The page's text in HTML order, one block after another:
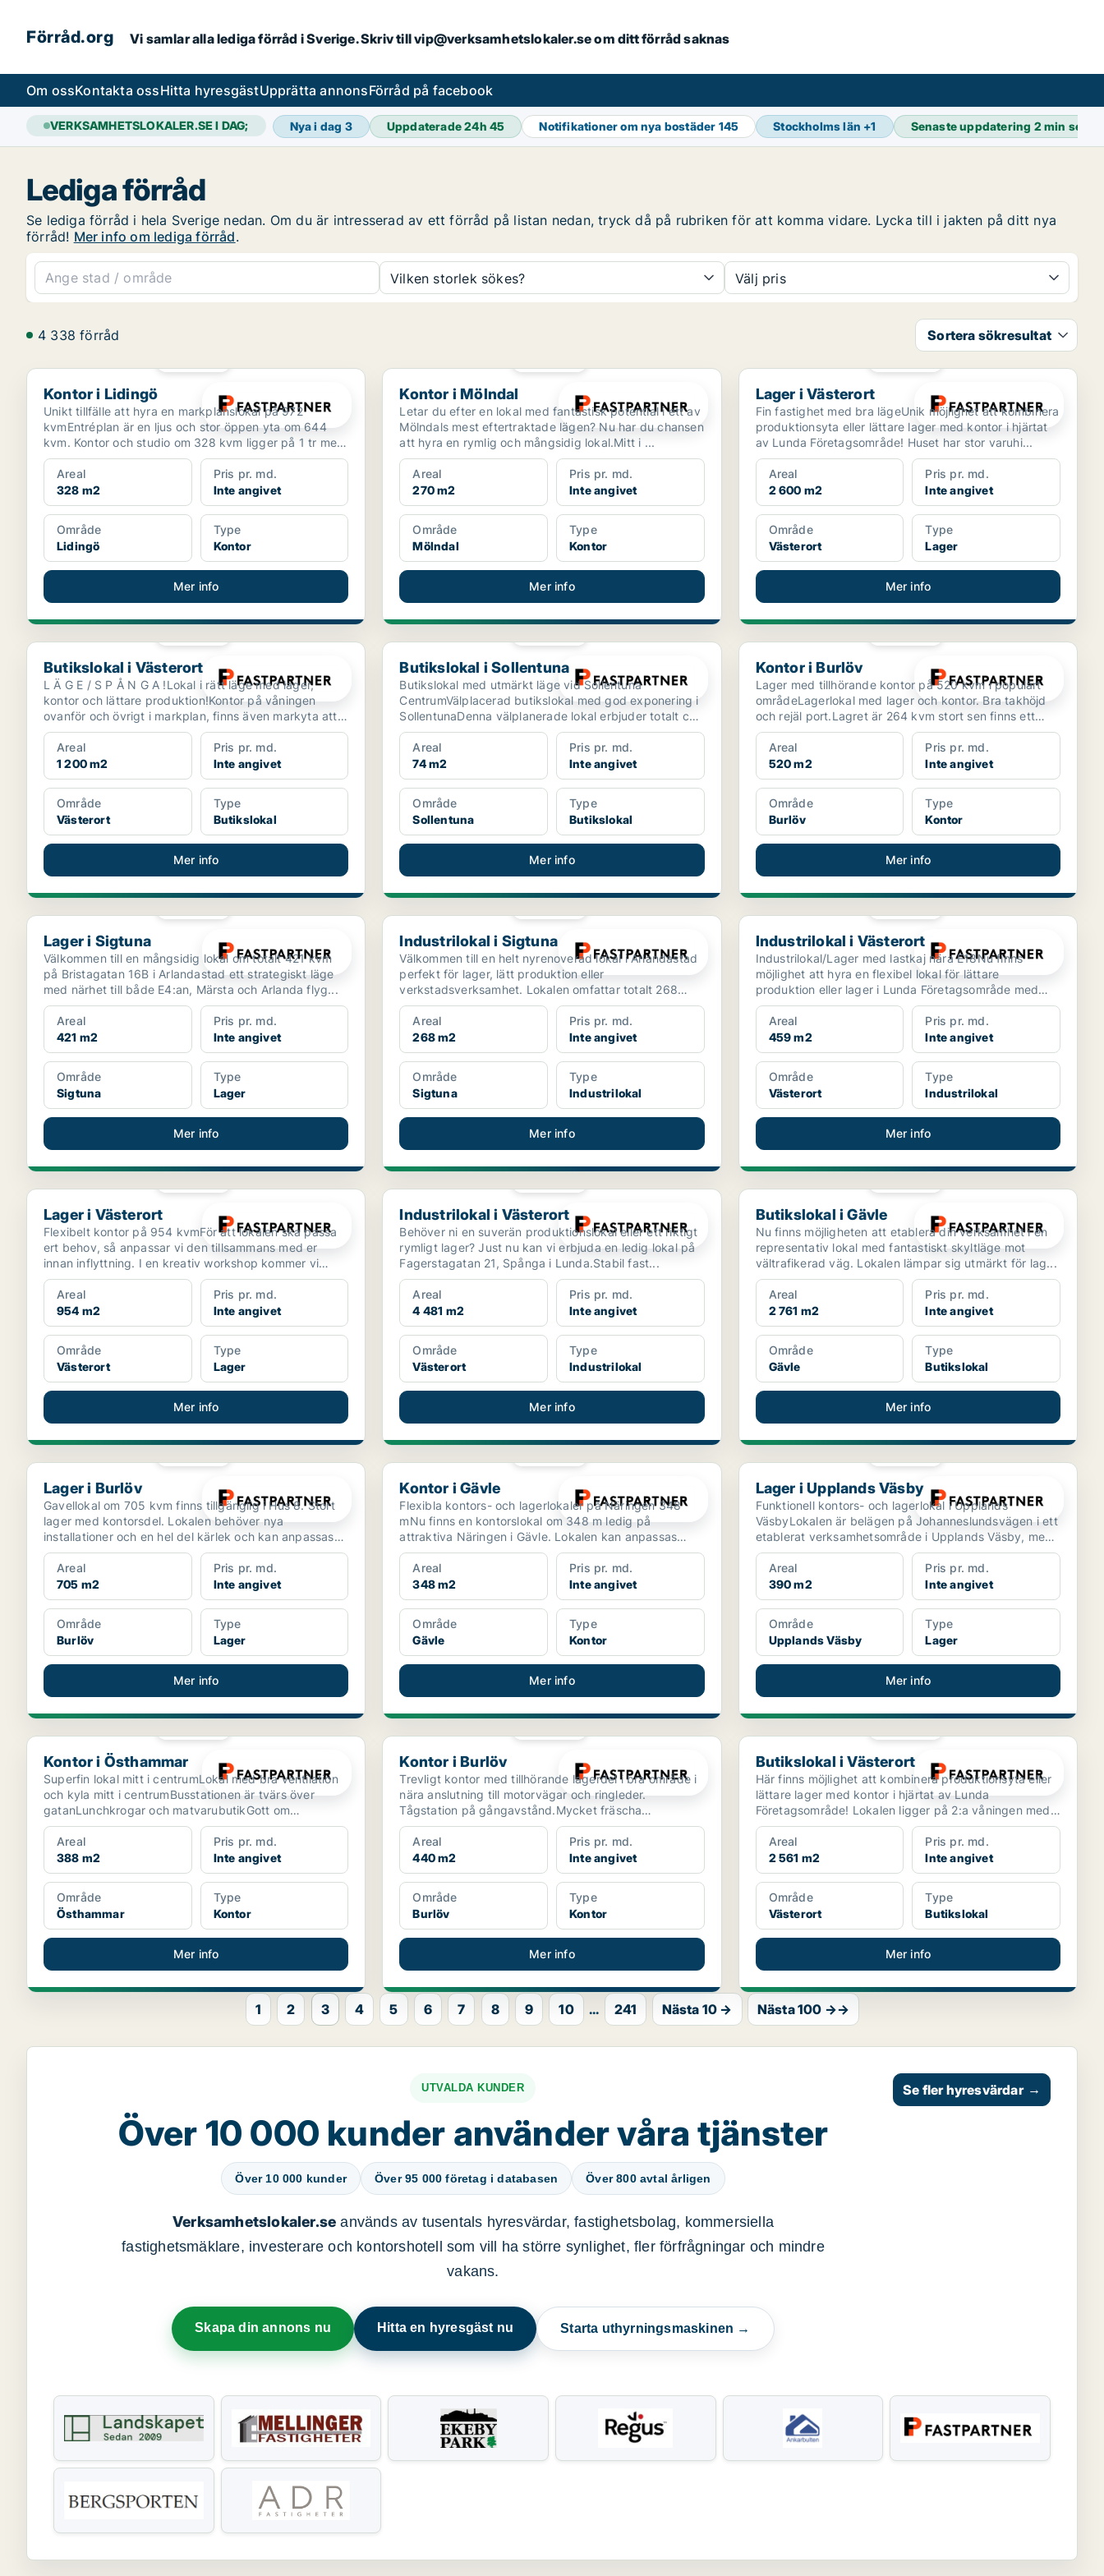
Förråd.org Vi samlar alla lediga förråd i Sverige. Skriv till vip@verksamhetslokaler.se om ditt förråd saknas
Om ossKontakta ossHitta hyresgästUpprätta annonsFörråd på facebook
VERKSAMHETSLOKALER.SE I DAG; Nya i dag 3 Uppdaterade 24h45 Notifikationer om nya bostäder 145 Stockholms län +1 Senaste uppdatering 2 min sedan
Lediga förråd
Se lediga förråd i hela Sverige nedan. Om du är intresserad av ett förråd på listan nedan, tryck då på rubriken för att komma vidare. Lycka till i jakten på ditt nya
förråd! Mer info om lediga förråd.
Vilken storlek sökes? Välj pris
4 338 förråd Sortera sökresultat
Kontor i Lidingö
Kontor i Lidingö
Unikt tillfälle att hyra en markplanslokal på 972
kvmEntréplan är en ljus och stor öppen yta om 644
kvm. Kontor och studio om 328 kvm ligger på 1 tr med
hiss...
Areal
328 m2
Pris pr. md.
Inte angivet
Område
Lidingö
Type
Kontor
Mer info
Kontor i Mölndal
Kontor i Mölndal
Letar du efter en lokal med fantastisk potential i ett av
Mölndals mest eftertraktade lägen? Nu har du chansen
att hyra en rymlig och mångsidig lokal.Mitt i ...
Areal
270 m2
Pris pr. md.
Inte angivet
Område
Mölndal
Type
Kontor
Mer info
Lager i Västerort
Lager i Västerort
Fin fastighet med bra lägeUnik möjlighet att kombinera
produktionsyta eller lättare lager med kontor i hjärtat
av Lunda Företagsområde! Huset har stor varuhi...
Areal
2 600 m2
Pris pr. md.
Inte angivet
Område
Västerort
Type
Lager
Mer info
Butikslokal i Västerort
Butikslokal i Västerort
L Ä G E / S P Å N G A !Lokal i rätt läge med lager,
kontor och lättare produktion!Kontor på våningen
ovanför och övrigt i markplan, finns även markyta att
ti...
Areal
1 200 m2
Pris pr. md.
Inte angivet
Område
Västerort
Type
Butikslokal
Mer info
Butikslokal i Sollentuna
Butikslokal i Sollentuna
Butikslokal med utmärkt läge vid Sollentuna
CentrumVälplacerad butikslokal med god exponering i
SollentunaDenna välplanerade lokal erbjuder totalt ca
74 kvm,...
Areal
74 m2
Pris pr. md.
Inte angivet
Område
Sollentuna
Type
Butikslokal
Mer info
Kontor i Burlöv
Kontor i Burlöv
Lager med tillhörande kontor på 520 kvm i populärt
områdeLagerlokal med lager och kontor. Bra takhöjd
och rejäl port.Lagret är 264 kvm stort sen finns ett
sk...
Areal
520 m2
Pris pr. md.
Inte angivet
Område
Burlöv
Type
Kontor
Mer info
Lager i Sigtuna
Lager i Sigtuna
Välkommen till en mångsidig lokal om totalt 421 kvm
på Bristagatan 16B i Arlandastad ett strategiskt läge
med närhet till både E4:an, Märsta och Arlanda flyg...
Areal
421 m2
Pris pr. md.
Inte angivet
Område
Sigtuna
Type
Lager
Mer info
Industrilokal i Sigtuna
Industrilokal i Sigtuna
Välkommen till en helt nyrenoverad lokal i Arlandastad
perfekt för lager, lätt produktion eller
verkstadsverksamhet. Lokalen omfattar totalt 268
kvm och har ...
Areal
268 m2
Pris pr. md.
Inte angivet
Område
Sigtuna
Type
Industrilokal
Mer info
Industrilokal i Västerort
Industrilokal i Västerort
Industrilokal/Lager med lastkaj nära E18Nu finns
möjlighet att hyra en flexibel lokal för lättare
produktion eller lager i Lunda Företagsområde med
mycket br...
Areal
459 m2
Pris pr. md.
Inte angivet
Område
Västerort
Type
Industrilokal
Mer info
Lager i Västerort
Lager i Västerort
Flexibelt kontor på 954 kvmFör att lokalen ska passa
ert behov, så anpassar vi den tillsammans med er
innan inflyttning. I en kreativ workshop kommer vi
fram...
Areal
954 m2
Pris pr. md.
Inte angivet
Område
Västerort
Type
Lager
Mer info
Industrilokal i Västerort
Industrilokal i Västerort
Behöver ni en suverän produktionslokal eller ett riktigt
rymligt lager? Just nu kan vi erbjuda en ledig lokal på
Fagerstagatan 21, Spånga i Lunda.Stabil fast...
Areal
4 481 m2
Pris pr. md.
Inte angivet
Område
Västerort
Type
Industrilokal
Mer info
Butikslokal i Gävle
Butikslokal i Gävle
Nu finns möjligheten att etablera din verksamhet i en
representativ lokal med fantastiskt skyltläge mot
vältrafikerad väg. Lokalen lämpar sig utmärkt för lag...
Areal
2 761 m2
Pris pr. md.
Inte angivet
Område
Gävle
Type
Butikslokal
Mer info
Lager i Burlöv
Lager i Burlöv
Gavellokal om 705 kvm finns tillgänglig i Hus 8. Stort
lager med kontorsdel. Lokalen behöver nya
installationer och en hel del kärlek och kan anpassas
efter ...
Areal
705 m2
Pris pr. md.
Inte angivet
Område
Burlöv
Type
Lager
Mer info
Kontor i Gävle
Kontor i Gävle
Flexibla kontors- och lagerlokaler på Näringen 348
mNu finns en kontorslokal om 348 m ledig på
attraktiva Näringen i Gävle. Lokalen kan anpassas
efter dina b...
Areal
348 m2
Pris pr. md.
Inte angivet
Område
Gävle
Type
Kontor
Mer info
Lager i Upplands Väsby
Lager i Upplands Väsby
Funktionell kontors- och lagerlokal i Upplands
VäsbyLokalen är belägen på Johanneslundsvägen i ett
etablerat verksamhetsområde i Upplands Väsby, med
närhet t...
Areal
390 m2
Pris pr. md.
Inte angivet
Område
Upplands Väsby
Type
Lager
Mer info
Kontor i Östhammar
Kontor i Östhammar
Superfin lokal mitt i centrumLokal med bra ventilation
och kyla mitt i centrumBusstationen är tvärs över
gatanLunchkrogar och matvarubutikGott om
parkeringEn...
Areal
388 m2
Pris pr. md.
Inte angivet
Område
Östhammar
Type
Kontor
Mer info
Kontor i Burlöv
Kontor i Burlöv
Trevligt kontor med tillhörande lagerdel i bra område i
nära anslutning till motorvägar och ringleder.
Tågstation på gångavstånd.Mycket fräscha
kontorslokale...
Areal
440 m2
Pris pr. md.
Inte angivet
Område
Burlöv
Type
Kontor
Mer info
Butikslokal i Västerort
Butikslokal i Västerort
Här finns möjlighet att kombinera produktionsyta eller
lättare lager med kontor i hjärtat av Lunda
Företagsområde! Lokalen ligger på 2:a våningen med
access ...
Areal
2 561 m2
Pris pr. md.
Inte angivet
Område
Västerort
Type
Butikslokal
Mer info
1 2 3 4 5 6 7 8 9 10 ... 241 Nästa 10 → Nästa 100 →→
UTVALDA KUNDER
Över 10 000 kunder använder våra tjänster
Över 10 000 kunder Över 95 000 företag i databasen Över 800 avtal årligen
Verksamhetslokaler.se används av tusentals hyresvärdar, fastighetsbolag, kommersiella
fastighetsmäklare, investerare och kontorshotell som vill ha större synlighet, fler förfrågningar och mindre
vakans.
Skapa din annons nu Hitta en hyresgäst nu Starta uthyrningsmaskinen →
Se fler hyresvärdar →